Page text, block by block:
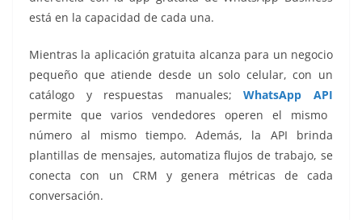
está en la capacidad de cada una.
Mientras la aplicación gratuita alcanza para un negocio
pequeño que atiende desde un solo celular, con un
catálogo y respuestas manuales;WhatsApp API
permite que varios vendedores operen el mismo
número al mismo tiempo. Además, la API brinda
plantillas de mensajes, automatiza flujos de trabajo, se
conecta con un CRM y genera métricas de cada
conversación.